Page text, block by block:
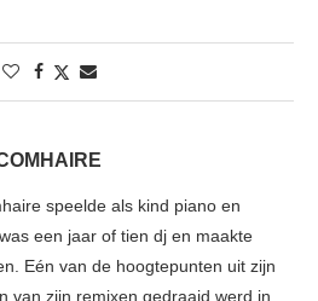
speelde als kind piano en
een jaar of tien dj en maakte
Eén van de hoogtepunten uit zijn
van zijn remixen gedraaid werd in